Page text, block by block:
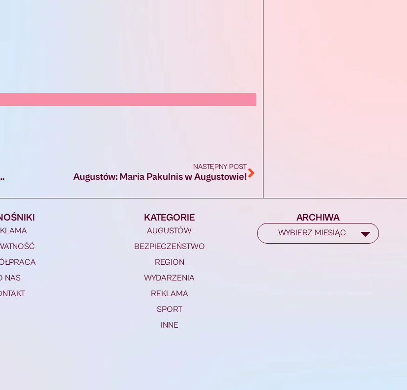
Polski w Pływaniu na Byle Czym [Foto, Video]
NASTĘPNY POST
Augustów: Maria Pakulnis w Augustowie!
NAS
KATEGORIE
AUGUSTÓW
BEZPIECZEŃSTWO
REGION
WYDARZENIA
REKLAMA
SPORT
INNE
ARCHIWA